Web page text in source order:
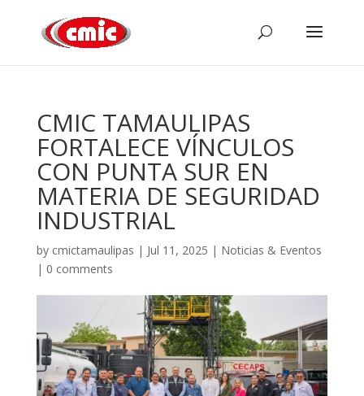
CMIC TAMAULIPAS
FORTALECE VÍNCULOS
CON PUNTA SUR EN
MATERIA DE SEGURIDAD
INDUSTRIAL
by cmictamaulipas | Jul 11, 2025 | Noticias & Eventos
| 0 comments